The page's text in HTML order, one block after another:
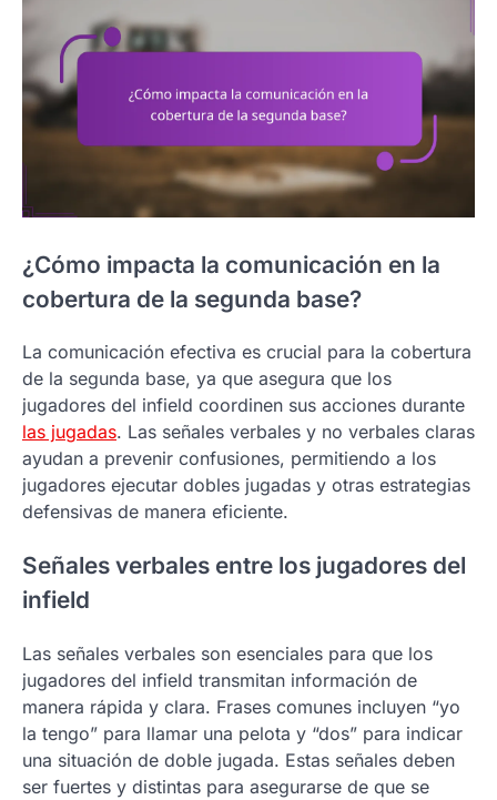
¿Cómo impacta la comunicación en la
cobertura de la segunda base?
La comunicación efectiva es crucial para la cobertura
de la segunda base, ya que asegura que los
jugadores del infield coordinen sus acciones durante
las jugadas. Las señales verbales y no verbales claras
ayudan a prevenir confusiones, permitiendo a los
jugadores ejecutar dobles jugadas y otras estrategias
defensivas de manera eficiente.
Señales verbales entre los jugadores del
infield
Las señales verbales son esenciales para que los
jugadores del infield transmitan información de
manera rápida y clara. Frases comunes incluyen “yo
la tengo” para llamar una pelota y “dos” para indicar
una situación de doble jugada. Estas señales deben
ser fuertes y distintas para asegurarse de que se